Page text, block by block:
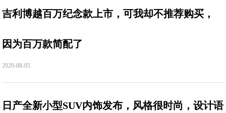
吉利博越百万纪念款上市，可我却不推荐购买，
因为百万款简配了
2020-08-05
日产全新小型SUV内饰发布，风格很时尚，设计语